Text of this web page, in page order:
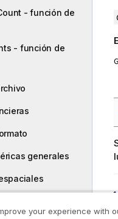
- función de
- función de
generales
your experience with